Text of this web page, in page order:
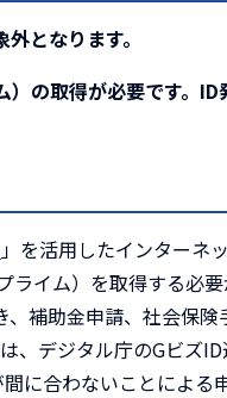
となります。
の取得が必要です。ID
」を活用したインターネ
ライム）を取得する必要
補助金申請、社会保険
、デジタル庁のGビズ
に合わないことによる